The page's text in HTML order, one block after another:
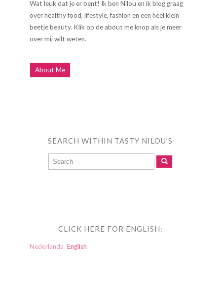
Wat leuk dat je er bent! Ik ben Nilou en ik blog graag
over healthy food, lifestyle, fashion en een heel klein
beetje beauty. Klik op de about me knop als je meer
over mij wilt weten.
About Me
SEARCH WITHIN TASTY NILOU’S
CLICK HERE FOR ENGLISH:
Nederlands English